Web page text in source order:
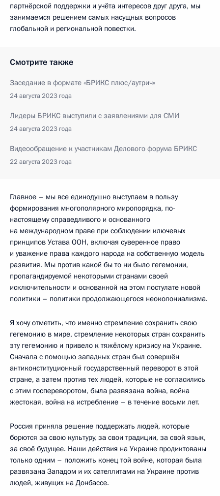
партнёрской поддержки и учёта интересов друг друга, мы
занимаемся решением самых насущных вопросов
глобальной и региональной повестки.
Смотрите также
Заседание в формате «БРИКС плюс/аутрич»
24 августа 2023 года
Лидеры БРИКС выступили с заявлениями для СМИ
24 августа 2023 года
Видеообращение к участникам Делового форума БРИКС
22 августа 2023 года
Главное – мы все единодушно выступаем в пользу
формирования многополярного миропорядка, по-
настоящему справедливого и основанного
на международном праве при соблюдении ключевых
принципов Устава ООН, включая суверенное право
и уважение права каждого народа на собственную модель
развития. Мы против какой бы то ни было гегемонии,
пропагандируемой некоторыми странами своей
исключительности и основанной на этом постулате новой
политики – политики продолжающегося неоколониализма.
Я хочу отметить, что именно стремление сохранить свою
гегемонию в мире, стремление некоторых стран сохранить
эту гегемонию и привело к тяжёлому кризису на Украине.
Сначала с помощью западных стран был совершён
антиконституционный государственный переворот в этой
стране, а затем против тех людей, которые не согласились
с этим госпереворотом, была развязана война, война
жестокая, война на истребление – в течение восьми лет.
Россия приняла решение поддержать людей, которые
борются за свою культуру, за свои традиции, за свой язык,
за своё будущее. Наши действия на Украине продиктованы
только одним – положить конец той войне, которая была
развязана Западом и их сателлитами на Украине против
людей, живущих на Донбассе.